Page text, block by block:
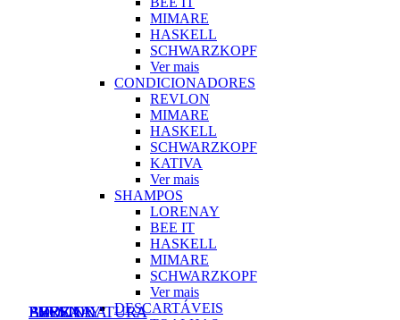
MIMARE
HASKELL
SCHWARZKOPF
Ver mais
CONDICIONADORES
REVLON
MIMARE
HASKELL
SCHWARZKOPF
KATIVA
Ver mais
SHAMPOS
LORENAY
BEE IT
HASKELL
MIMARE
SCHWARZKOPF
Ver mais
DESCARTÁVEIS
AZOZA
BI-ES
LORENAY
EVELINE
PHYSIONATURA